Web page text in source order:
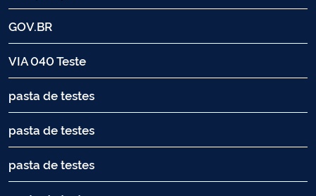
GOV.BR
VIA 040 Teste
pasta de testes
pasta de testes
pasta de testes